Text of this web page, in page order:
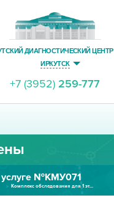
ДИАГНОСТИЧЕСКИЙ ЦЕНТР
ИРКУТСК
+7 (3952) 259-777
№КМУ071
Комплекс обследования для 1 эт...